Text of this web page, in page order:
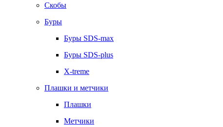
Скобы
Буры
Буры SDS-max
Буры SDS-plus
X-treme
Плашки и метчики
Плашки
Метчики